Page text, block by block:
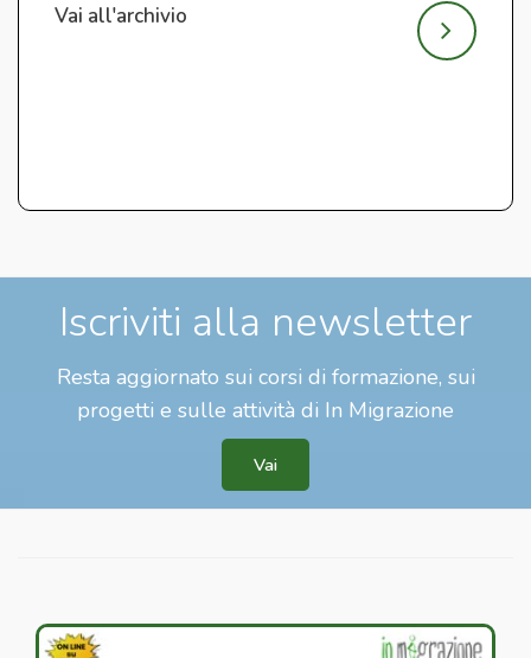
Vai all'archivio
Iscriviti alla newsletter
Resta aggiornato sui corsi di formazione, sui
progetti e sulle attività di In Migrazione
Vai